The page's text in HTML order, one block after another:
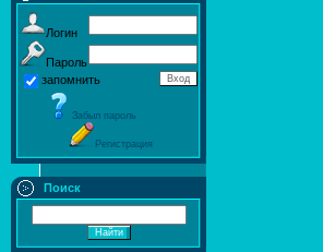
Логин
Пароль
запомнить
Забыл пароль
Регистрация
Поиск